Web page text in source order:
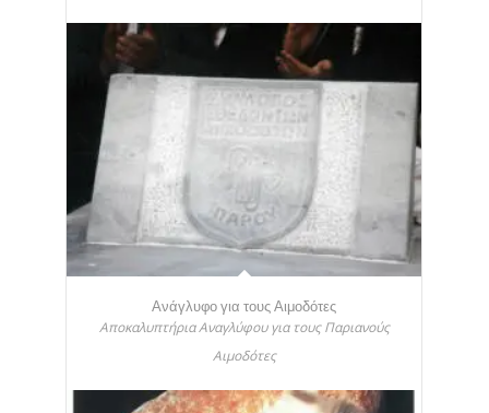
Ανάγλυφο για τους Αιμοδότες
Αποκαλυπτήρια Αναγλύφου για τους Παριανούς
Αιμοδότες